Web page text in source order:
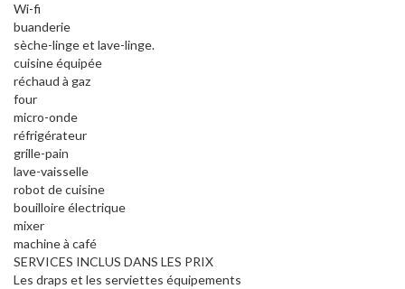
Wi-fi
buanderie
sèche-linge et lave-linge.
cuisine équipée
réchaud à gaz
four
micro-onde
réfrigérateur
grille-pain
lave-vaisselle
robot de cuisine
bouilloire électrique
mixer
machine à café
SERVICES INCLUS DANS LES PRIX
Les draps et les serviettes équipements